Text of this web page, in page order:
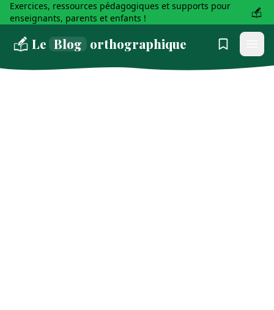
Exercices, ressources pédagogiques et supports pour
enseignants, parents et enfants !
Le Blog orthographique